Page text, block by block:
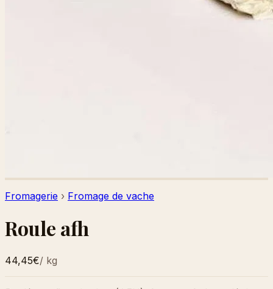
Fromagerie › Fromage de vache
Roule afh
44,45€/ kg